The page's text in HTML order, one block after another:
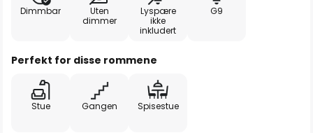
Dimmbar
Uten
dimmer
Lyspære
ikke
inkludert
G9
Perfekt for disse rommene
Stue Gangen Spisestue